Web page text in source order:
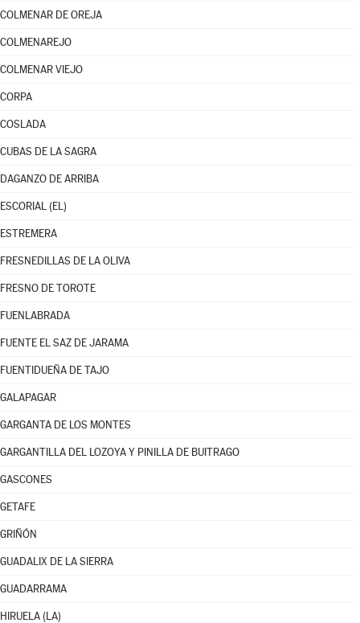
COLMENAR DE OREJA
COLMENAREJO
COLMENAR VIEJO
CORPA
COSLADA
CUBAS DE LA SAGRA
DAGANZO DE ARRIBA
ESCORIAL (EL)
ESTREMERA
FRESNEDILLAS DE LA OLIVA
FRESNO DE TOROTE
FUENLABRADA
FUENTE EL SAZ DE JARAMA
FUENTIDUEÑA DE TAJO
GALAPAGAR
GARGANTA DE LOS MONTES
GARGANTILLA DEL LOZOYA Y PINILLA DE BUITRAGO
GASCONES
GETAFE
GRIÑÓN
GUADALIX DE LA SIERRA
GUADARRAMA
HIRUELA (LA)